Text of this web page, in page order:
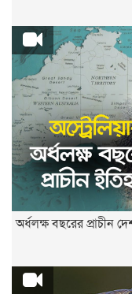
অর্ধলক্ষ বছরের প্রাচীন